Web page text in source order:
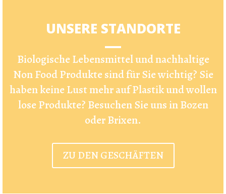
UNSERE STANDORTE
Biologische Lebensmittel und nachhaltige
Non Food Produkte sind für Sie wichtig? Sie
haben keine Lust mehr auf Plastik und wollen
lose Produkte? Besuchen Sie uns in Bozen
oder Brixen.
ZU DEN GESCHÄFTEN